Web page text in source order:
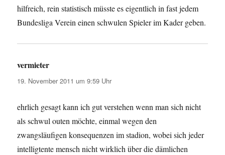
hilfreich, rein statistisch müsste es eigentlich in fast jedem
Bundesliga Verein einen schwulen Spieler im Kader geben.
vermieter
19. November 2011 um 9:59 Uhr
ehrlich gesagt kann ich gut verstehen wenn man sich nicht
als schwul outen möchte, einmal wegen den
zwangsläufigen konsequenzen im stadion, wobei sich jeder
intelligtente mensch nicht wirklich über die dämlichen